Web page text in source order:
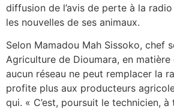
diffusion de l’avis de perte à la
les nouvelles de ses animaux.
Selon Mamadou Mah Sissoko, chef
Agriculture de Dioumara, en matière
aucun réseau ne peut remplacer la
profite plus aux producteurs
qui. « C’est, poursuit le technicien,